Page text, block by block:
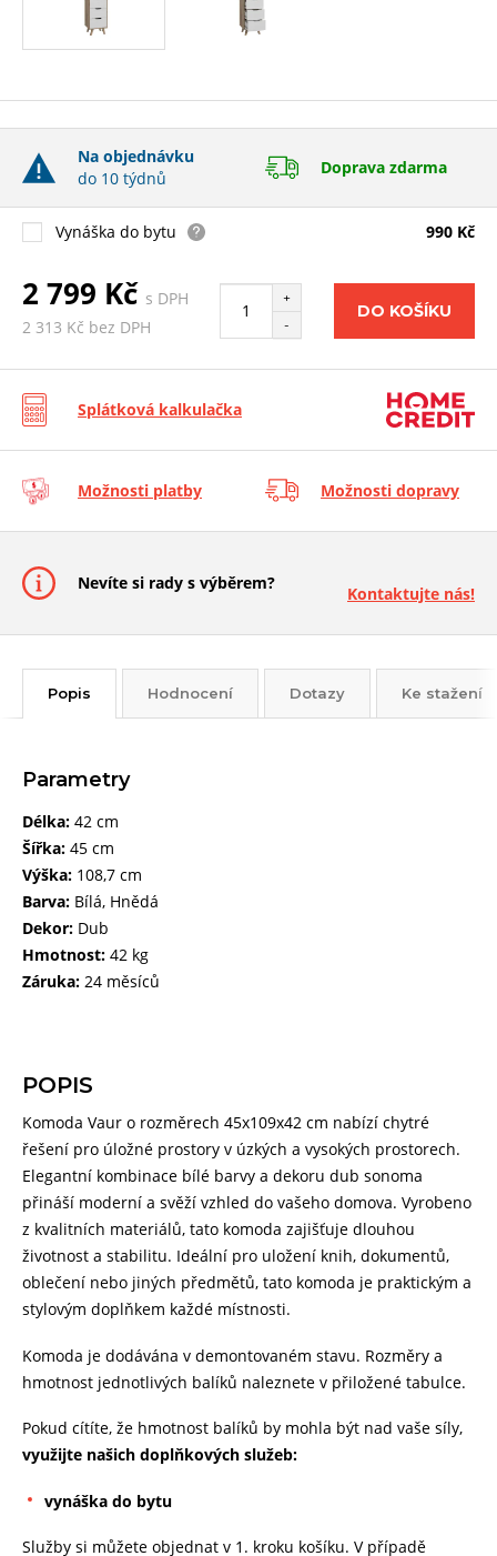
Na objednávku
do 10 týdnů
Doprava zdarma
Vynáška do bytu 990 Kč
2 799 Kč s DPH
2 313 Kč bez DPH
+
-
DO KOŠÍKU
Splátková kalkulačka
Možnosti platby Možnosti dopravy
Nevíte si rady s výběrem?
Kontaktujte nás!
Popis Hodnocení Dotazy Ke stažení
POPIS
Komoda Vaur o rozměrech 45x109x42 cm nabízí chytré
řešení pro úložné prostory v úzkých a vysokých prostorech.
Elegantní kombinace bílé barvy a dekoru dub sonoma
přináší moderní a svěží vzhled do vašeho domova. Vyrobeno
z kvalitních materiálů, tato komoda zajišťuje dlouhou
životnost a stabilitu. Ideální pro uložení knih, dokumentů,
oblečení nebo jiných předmětů, tato komoda je praktickým a
stylovým doplňkem každé místnosti.
Komoda je dodávána v demontovaném stavu. Rozměry a
hmotnost jednotlivých balíků naleznete v přiložené tabulce.
Pokud cítíte, že hmotnost balíků by mohla být nad vaše síly,
využijte našich doplňkových služeb:
vynáška do bytu
Služby si můžete objednat v 1. kroku košíku. V případě
Parametry
Délka: 42 cm
Šířka: 45 cm
Výška: 108,7 cm
Barva: Bílá, Hnědá
Dekor: Dub
Hmotnost: 42 kg
Záruka: 24 měsíců